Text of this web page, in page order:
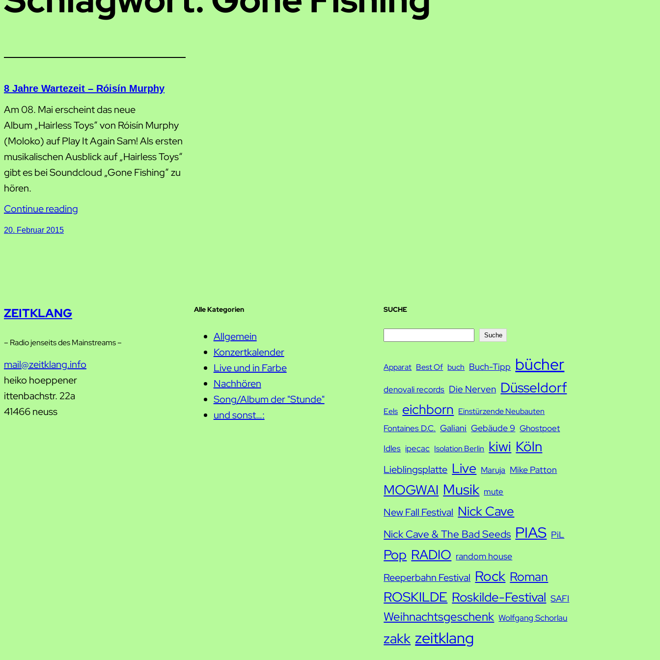
8 Jahre Wartezeit – Róisín Murphy
Am 08. Mai erscheint das neue
Album „Hairless Toys“ von Róisín Murphy
(Moloko) auf Play It Again Sam! Als ersten
musikalischen Ausblick auf „Hairless Toys“
gibt es bei Soundcloud „Gone Fishing“ zu
hören.
Continue reading
20. Februar 2015
ZEITKLANG
– Radio jenseits des Mainstreams –
mail@zeitklang.info
heiko hoeppener
ittenbachstr. 22a
41466 neuss
Alle Kategorien
Allgemein
Konzertkalender
Live und in Farbe
Nachhören
Song/Album der "Stunde"
und sonst…:
SUCHE
c
Suche
Apparat Best Of buch Buch-Tipp bücher
denovali records Die Nerven Düsseldorf
Eels eichborn Einstürzende Neubauten
Fontaines D.C. Galiani Gebäude 9 Ghostpoet
Idles ipecac Isolation Berlin kiwi Köln
Lieblingsplatte Live Maruja Mike Patton
MOGWAI Musik mute
New Fall Festival Nick Cave
Nick Cave & The Bad Seeds PIAS PiL
Pop RADIO random house
Reeperbahn Festival Rock Roman
ROSKILDE Roskilde-Festival SAFI
Weihnachtsgeschenk Wolfgang Schorlau
zakk zeitklang